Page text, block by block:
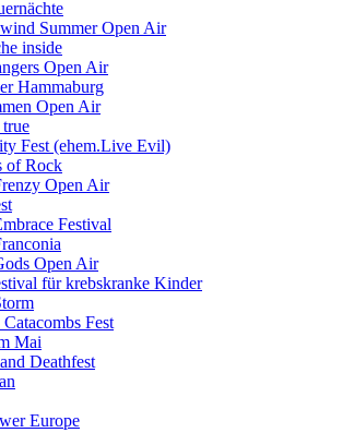
Summer Open Air
inside
Open Air
Hammaburg
Open Air
Fest (ehem.Live Evil)
of Rock
Open Air
Festival
Open Air
für krebskranke Kinder
Fest
Mai
Deathfest
Europe